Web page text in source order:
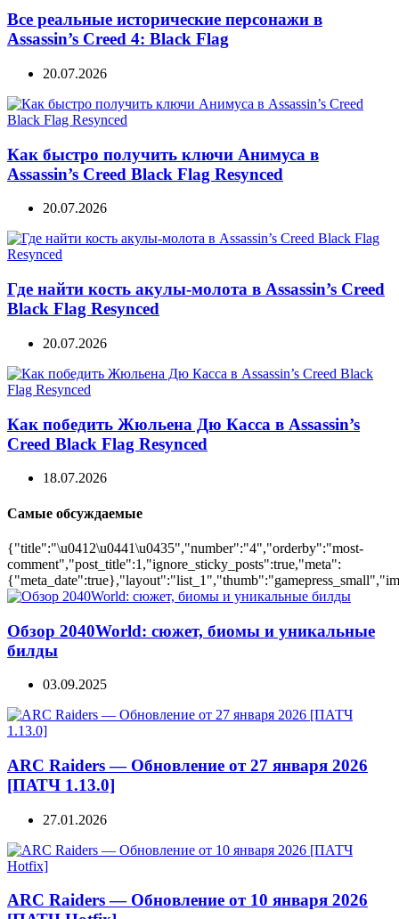
Все реальные исторические персонажи в
Assassin’s Creed 4: Black Flag
20.07.2026
Как быстро получить ключи Анимуса в
Assassin’s Creed Black Flag Resynced
20.07.2026
Где найти кость акулы-молота в Assassin’s Creed
Black Flag Resynced
20.07.2026
Как победить Жюльена Дю Касса в Assassin’s
Creed Black Flag Resynced
18.07.2026
Самые обсуждаемые
{"title":"\u0412\u0441\u0435","number":"4","orderby":"most-
comment","post_title":1,"ignore_sticky_posts":true,"meta":
Обзор 2040World: сюжет, биомы и уникальные
билды
03.09.2025
ARC Raiders — Обновление от 27 января 2026
[ПАТЧ 1.13.0]
27.01.2026
ARC Raiders — Обновление от 10 января 2026